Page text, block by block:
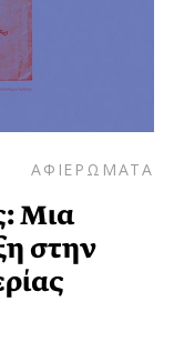
ΑΦΙΕΡΩΜΑΤΑ
Μια
στην